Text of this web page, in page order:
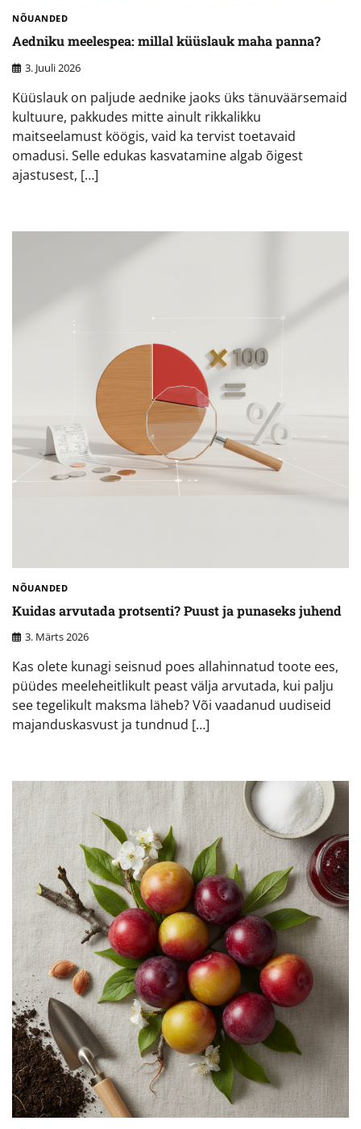
NÕUANDED
Aedniku meelespea: millal küüslauk maha panna?
3. Juuli 2026
Küüslauk on paljude aednike jaoks üks tänuväärsemaid
kultuure, pakkudes mitte ainult rikkalikku
maitseelamust köögis, vaid ka tervist toetavaid
omadusi. Selle edukas kasvatamine algab õigest
ajastusest, […]
NÕUANDED
Kuidas arvutada protsenti? Puust ja punaseks juhend
3. Märts 2026
Kas olete kunagi seisnud poes allahinnatud toote ees,
püüdes meeleheitlikult peast välja arvutada, kui palju
see tegelikult maksma läheb? Või vaadanud uudiseid
majanduskasvust ja tundnud […]